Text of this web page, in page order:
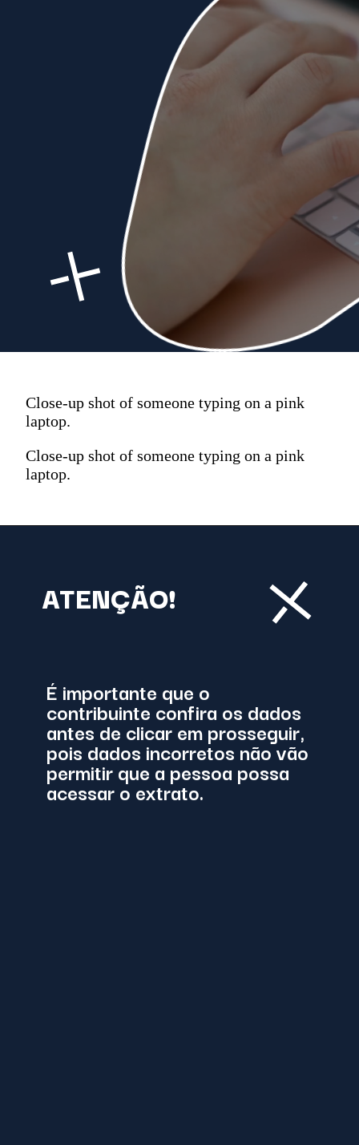
Close-up shot of someone typing on a pink
laptop.
Close-up shot of someone typing on a pink
laptop.
ATENÇÃO!
É importante que o
contribuinte confira os dados
antes de clicar em prosseguir,
pois dados incorretos não vão
permitir que a pessoa possa
acessar o extrato.